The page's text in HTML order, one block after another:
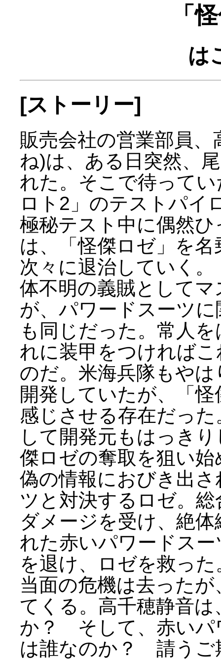
「
は
[ストーリー]
販売会社の営業部員
ね)は、ある日突然、
れた。そこで待って
ロト2」のテストパイ
極秘テスト中に偶然
は、「怪傑ロゼ」を
次々に退治していく
体不明の義賊として
が、パワードスーツ
も同じだった。常人
れに装甲をつければ
のだ。米海兵隊もや
開発していたが、「
感じさせる存在だっ
して開発元もはっき
傑ロゼの奪取を狙い始
偽の情報におびき出
ツと対決するロゼ。
ダメージを受け、絶
れた赤いパワードス
を退け、ロゼを救った
当面の危機は去った
てくる。高千穂静音
か？ そして、赤いパ
は誰なのか？ 請うご